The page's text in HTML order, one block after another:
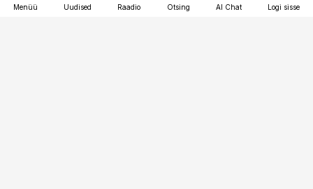
Menüü Uudised Raadio Otsing AI Chat Logi sisse